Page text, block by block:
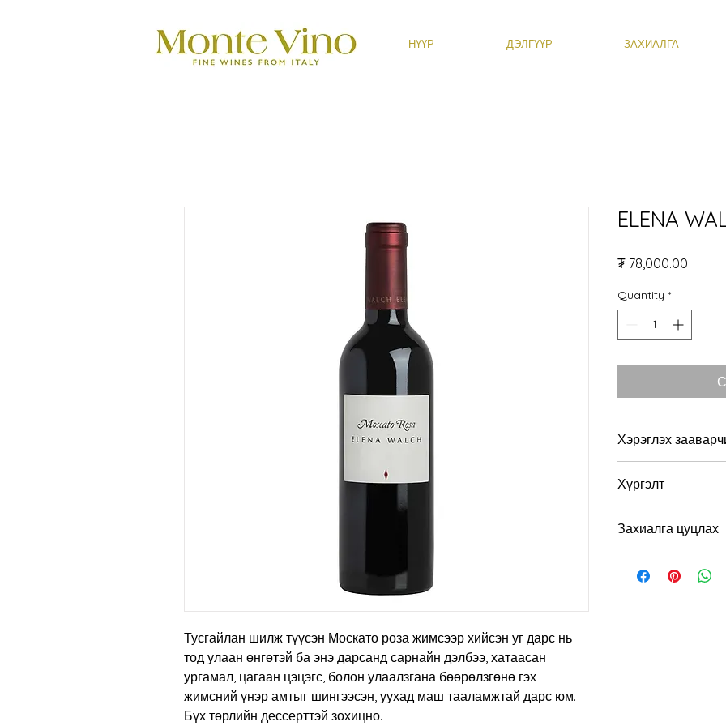
НҮҮР ДЭЛГҮҮР ЗАХИАЛГА
Тусгайлан шилж түүсэн Москато роза жимсээр хийсэн уг дарс нь
тод улаан өнгөтэй ба энэ дарсанд сарнайн дэлбээ, хатаасан
ургамал, цагаан цэцэгс, болон улаалзгана бөөрөлзгөнө гэх
жимсний үнэр амтыг шингээсэн, уухад маш тааламжтай дарс юм.
Бүх төрлийн дессерттэй зохицно.
ELENA
₮ 78,000.00
Quantity *
Хэрэглэх
Алкоголийн хэмжээ:
Хүргэлт
бүрэн төлсөн
Захиалга цуцлах
Нэгэнт хүргэлтэнд